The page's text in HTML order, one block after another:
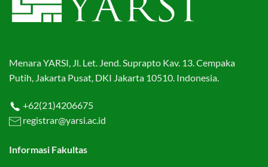
Menara YARSI, Jl. Let. Jend. Suprapto Kav. 13. Cempaka
Putih, Jakarta Pusat, DKI Jakarta 10510. Indonesia.
+62(21)4206675
registrar@yarsi.ac.id
Informasi Fakultas